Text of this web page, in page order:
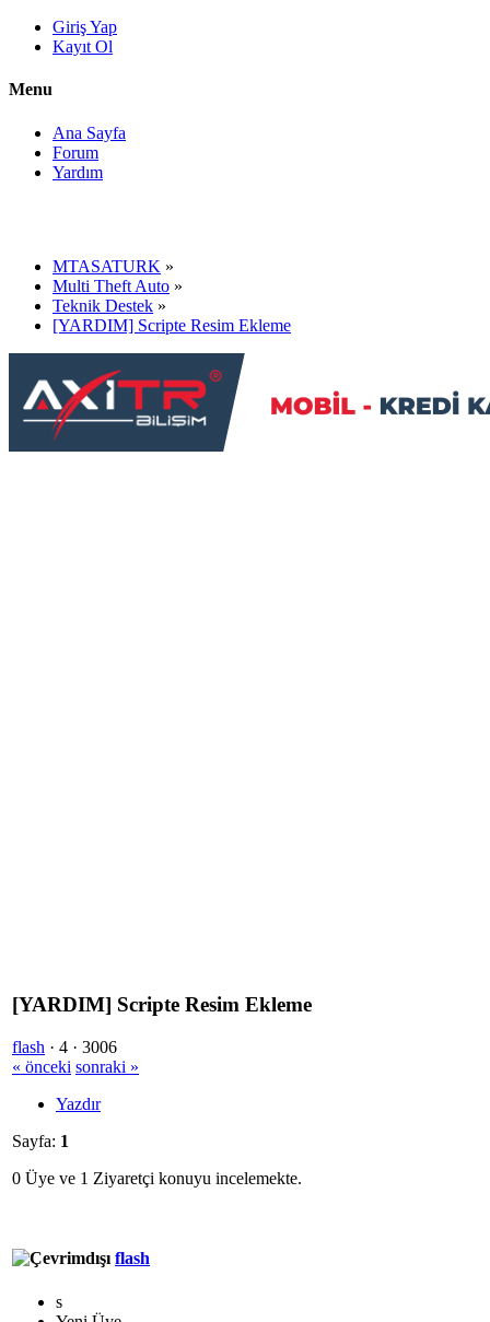
Giriş Yap
Kayıt Ol
Menu
Ana Sayfa
Forum
Yardım
MTASATURK »
Multi Theft Auto »
Teknik Destek »
[YARDIM] Scripte Resim Ekleme
[YARDIM] Scripte Resim Ekleme
flash · 4 · 3006
« önceki sonraki »
Yazdır
Sayfa: 1
0 Üye ve 1 Ziyaretçi konuyu incelemekte.
flash
s